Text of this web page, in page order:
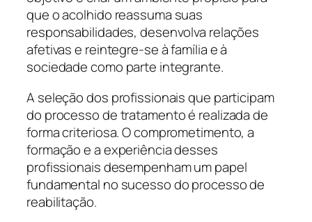
que o acolhido reassuma suas
responsabilidades, desenvolva relações
afetivas e reintegre-se à família e à
sociedade como parte integrante.
A seleção dos profissionais que participam
do processo de tratamento é realizada de
forma criteriosa. O comprometimento, a
formação e a experiência desses
profissionais desempenham um papel
fundamental no sucesso do processo de
reabilitação.